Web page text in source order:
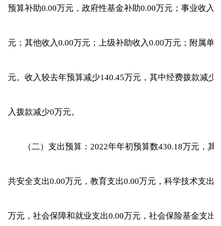
预算补助0.00万元，政府性基金补助0.00万元；事业收入
元；其他收入0.00万元；上级补助收入0.00万元；附属单
元。收入较去年预算减少140.45万元，其中经费拨款减
入拨款减少0万元。
（二）支出预算：2022年年初预算数430.18万元，
共安全支出0.00万元，教育支出0.00万元，科学技术支出
万元，社会保障和就业支出0.00万元，社会保险基金支出